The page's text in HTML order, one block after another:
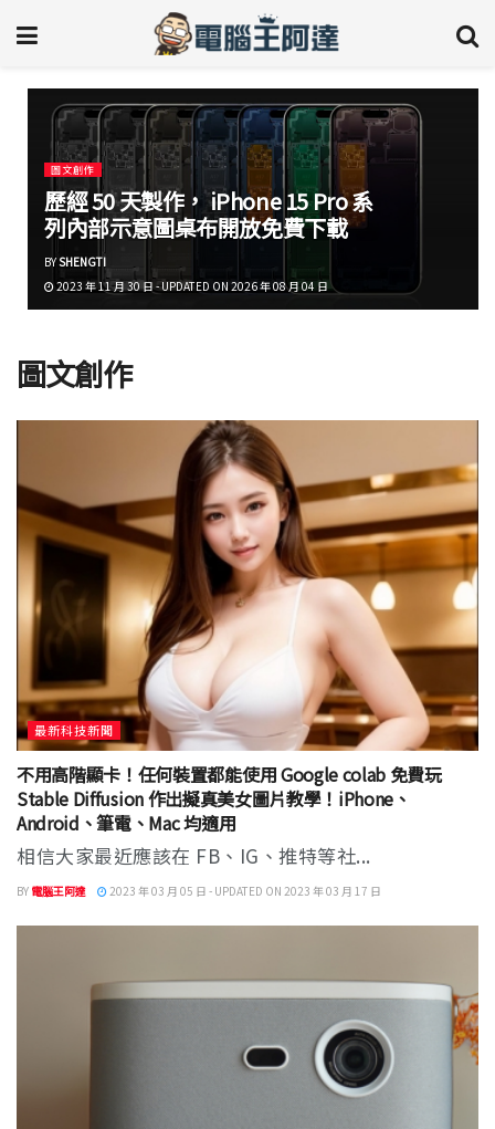
圖文創作
歷經 50 天製作， iPhone 15 Pro 系
列內部示意圖桌布開放免費下載
BYSHENGTI
2023 年 11 月 30 日 - UPDATED ON 2026 年 08 月 04 日
圖文創作
最新科技新聞
不用高階顯卡！任何裝置都能使用 Google colab 免費玩
Stable Diffusion 作出擬真美女圖片教學！iPhone、
Android、筆電、Mac 均適用
相信大家最近應該在 FB、IG、推特等社...
BY 電腦王阿達 2023 年 03 月 05 日 - UPDATED ON 2023 年 03 月 17 日